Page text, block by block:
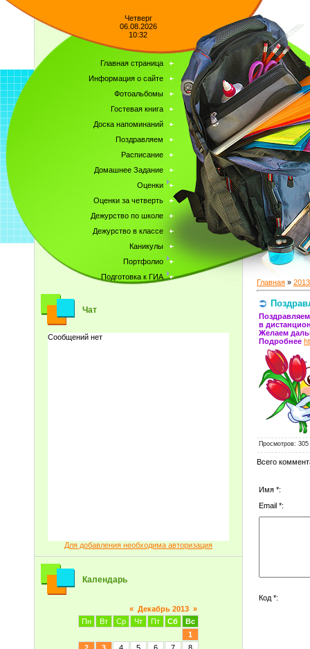
Четверг
06.08.2026
10:32
Главная страница
Информация о сайте
Фотоальбомы
Гостевая книга
Доска напоминаний
Поздравляем
Расписание
Домашнее Задание
Оценки
Оценки за четверть
Дежурство по школе
Дежурство в классе
Каникулы
Портфолио
Подготовка к ГИА
Чат
Для добавления необходима авторизация
Календарь
« Декабрь 2013 »
Пн
Вт Ср Чт Пт Сб
Вс
1
Главная » 2013
в
Желаем
Подробнее
Просмотров:
Всего
Имя *:
Email *:
Код *: